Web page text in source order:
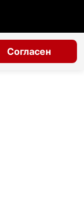
Согласен